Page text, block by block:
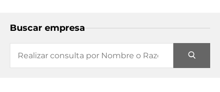
Buscar empresa